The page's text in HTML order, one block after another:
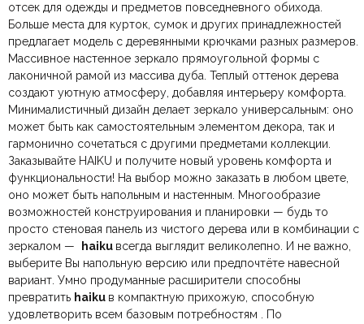
отсек для одежды и предметов повседневного обихода.
Больше места для курток, сумок и других принадлежностей
предлагает модель с деревянными крючками разных размеров.
Массивное настенное зеркало прямоугольной формы с
лаконичной рамой из массива дуба. Теплый оттенок дерева
создают уютную атмосферу, добавляя интерьеру комфорта.
Минималистичный дизайн делает зеркало универсальным: оно
может быть как самостоятельным элементом декора, так и
гармонично сочетаться с другими предметами коллекции.
Заказывайте HAIKU и получите новый уровень комфорта и
функциональности! На выбор можно заказать в любом цвете,
оно может быть напольным и настенным. Многообразие
возможностей конструирования и планировки — будь то
просто стеновая панель из чистого дерева или в комбинации с
зеркалом —
haiku всегда выглядит великолепно. И не важно,
выберите Вы напольную версию или предпочтёте навесной
вариант. Умно продуманные расширители способны
превратить haiku в компактную прихожую, способную
удовлетворить всем базовым потребностям . По
Тип продажи Под заказ
Ваш отзыв
Ваше имя
Ваша эл.почта
Этот отзыв основан на моём опыте и выражает моё личное
мнение.
​
Отправить отзыв